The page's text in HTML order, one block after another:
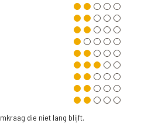
die niet lang blijft.